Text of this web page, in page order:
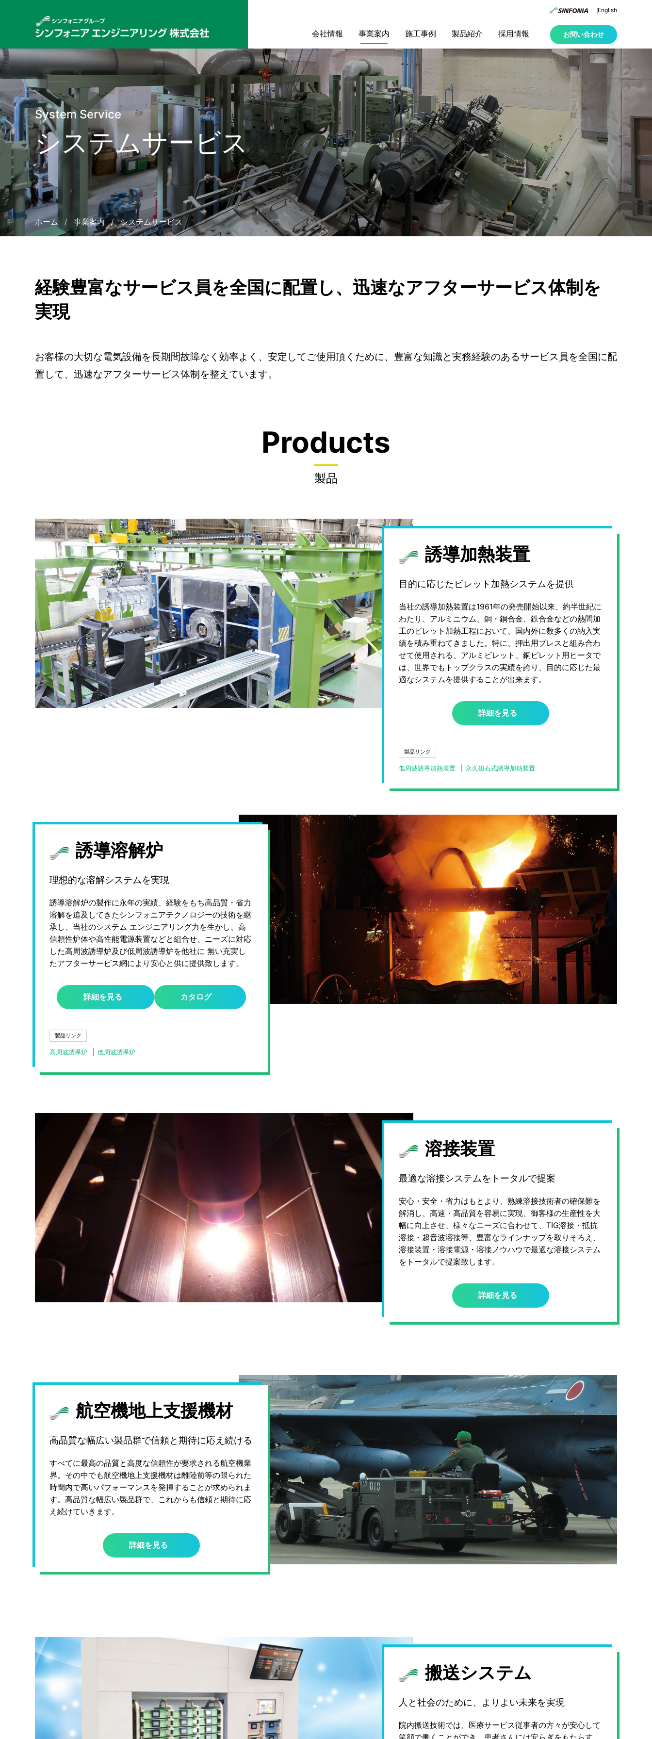
会社情報 事業案内 施工事例 製品紹介 採用情報
English
お問い合わせ
System Service
システムサービス
ホーム / 事業案内 / システムサービス
経験豊富なサービス員を全国に配置し、迅速なアフターサービス体制を
実現
お客様の⼤切な電気設備を⻑期間故障なく効率よく、安定してご使⽤頂くために、豊富な知識と実務経験のあるサービス員を全国に配
置して、迅速なアフターサービス体制を整えています。
Products
製品
誘導加熱装置
⽬的に応じたビレット加熱システムを提供
当社の誘導加熱装置は1961年の発売開始以来、約半世紀に
わたり、アルミニウム、銅・銅合金、鉄合金などの熱間加
工のビレット加熱工程において、国内外に数多くの納入実
績を積み重ねてきました。特に、押出用プレスと組み合わ
せて使用される、アルミビレット、銅ビレット用ヒータで
は、世界でもトップクラスの実績を誇り、目的に応じた最
適なシステムを提供することが出来ます。
詳細を見る
製品リンク
低周波誘導加熱装置 永久磁石式誘導加熱装置
誘導溶解炉
理想的な溶解システムを実現
誘導溶解炉の製作に永年の実績、経験をもち高品質・省力
溶解を追及してきたシンフォニアテクノロジーの技術を継
承し、当社のシステム エンジニアリング力を生かし、高
信頼性炉体や高性能電源装置などと組合せ、ニーズに対応
した高周波誘導炉及び低周波誘導炉を他社に 無い充実し
たアフターサービス網により安心と供に提供致します。
詳細を見る カタログ
製品リンク
高周波誘導炉 低周波誘導炉
溶接装置
最適な溶接システムをトータルで提案
安心・安全・省力はもとより、熟練溶接技術者の確保難を
解消し、高速・高品質を容易に実現、御客様の生産性を大
幅に向上させ、様々なニーズに合わせて、TIG溶接・抵抗
溶接・超音波溶接等、豊富なラインナップを取りそろえ、
溶接装置・溶接電源・溶接ノウハウで最適な溶接システム
をトータルで提案致します。
詳細を見る
航空機地上支援機材
高品質な幅広い製品群で信頼と期待に応え続ける
すべてに最高の品質と高度な信頼性が要求される航空機業
界。その中でも航空機地上支援機材は離陸前等の限られた
時間内で高いパフォーマンスを発揮することが求められま
す。高品質な幅広い製品群で、これからも信頼と期待に応
え続けていきます。
詳細を見る
搬送システム
人と社会のために、よりよい未来を実現
院内搬送技術では、医療サービス従事者の方々が安心して
笑顔で働くことができ、患者さんには安らぎをもたらす、